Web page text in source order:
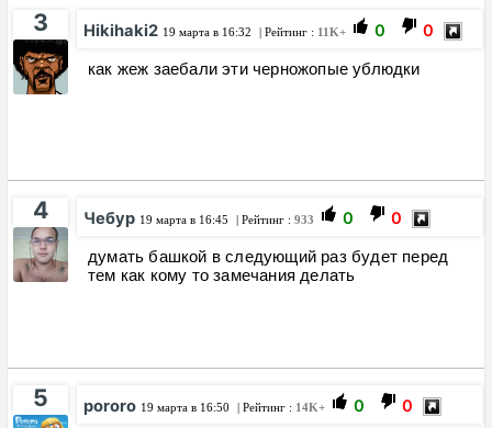
3 Hikihaki2 19 марта в 16:32 | Рейтинг : 11K+ 0 0
как жеж заебали эти черножопые ублюдки
4 Чебур 19 марта в 16:45 | Рейтинг : 933 0 0
думать башкой в следующий раз будет перед
тем как кому то замечания делать
5 pororo 19 марта в 16:50 | Рейтинг : 14K+ 0 0